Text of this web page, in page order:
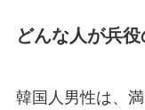
どんな人が兵役
韓国人男性は、